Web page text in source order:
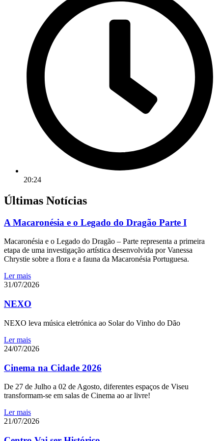
20:24
Últimas Notícias
A Macaronésia e o Legado do Dragão Parte I
Macaronésia e o Legado do Dragão – Parte representa a primeira
etapa de uma investigação artística desenvolvida por Vanessa
Chrystie sobre a flora e a fauna da Macaronésia Portuguesa.
Ler mais
31/07/2026
NEXO
NEXO leva música eletrónica ao Solar do Vinho do Dão
Ler mais
24/07/2026
Cinema na Cidade 2026
De 27 de Julho a 02 de Agosto, diferentes espaços de Viseu
transformam-se em salas de Cinema ao ar livre!
Ler mais
21/07/2026